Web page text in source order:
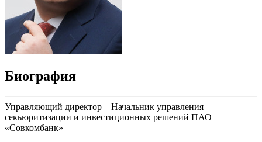
Биография
Управляющий директор – Начальник управления
секьюритизации и инвестиционных решений ПАО
«Совкомбанк»